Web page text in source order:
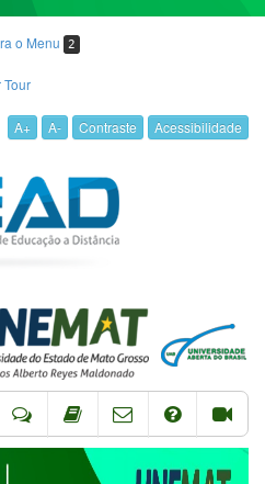
o Menu 2
Tour
A+ A- Contraste Acessibilidade